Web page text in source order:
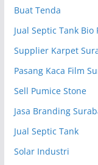
Buat Tenda
Jual Septic Tank Bio
Supplier Karpet
Pasang Kaca Film
Sell Pumice Stone
Jasa Branding
Jual Septic Tank
Solar Industri